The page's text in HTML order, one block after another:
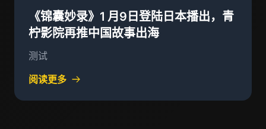
《锦囊妙录》1 月9日登陆日本播出，青
柠影院再推中国故事出海
测试
阅读更多